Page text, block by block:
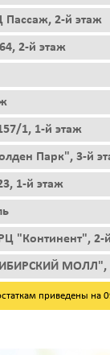
Пассаж, 2-й этаж
2-й этаж
1, 1-й этаж
Парк", 3-й
1-й этаж
"Континент", 2-
МОЛЛ",
приведены на